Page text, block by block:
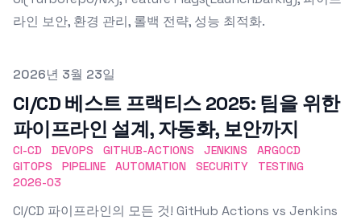
라인 보안, 환경 관리, 롤백 전략, 성능 최적화.
Published on
2026년 3월 23일
CI/CD 베스트 프랙티스 2025: 팀을 위한
파이프라인 설계, 자동화, 보안까지
CI-CD DEVOPS GITHUB-ACTIONS JENKINS
ARGOCD
GITOPS
PIPELINE AUTOMATION SECURITY
TESTING
2026-03
CI/CD 파이프라인의 모든 것! GitHub Actions vs Jenkins